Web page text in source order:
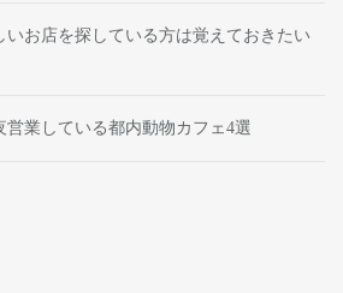
いお店を探している方は覚えておきたい
業している都内動物カフェ4選